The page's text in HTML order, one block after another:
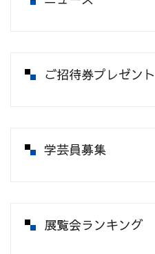
ご招待券プレゼント
学芸員募集
展覧会ランキング